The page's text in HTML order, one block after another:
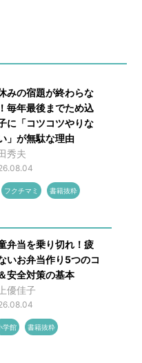
みの宿題が終わらな
毎年最後までため込
に「コツコツやりな
」が無駄な理由
秀夫
フクチマミ 書籍抜粋
弁当を乗り切れ！疲
いお弁当作り5つのコ
安全対策の基本
優佳子
学館 書籍抜粋